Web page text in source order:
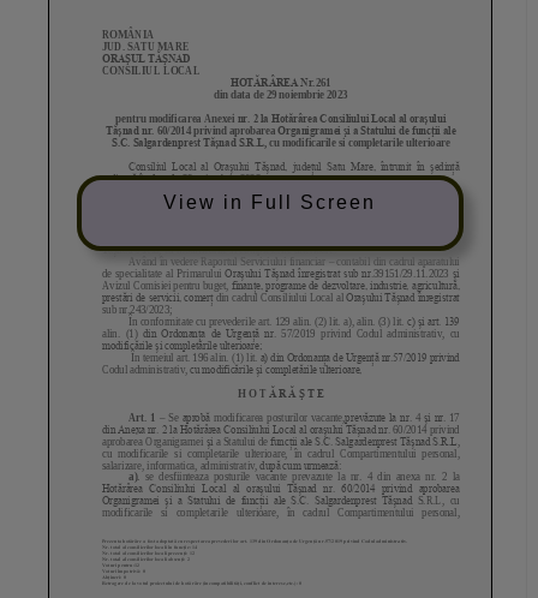
View in Full Screen